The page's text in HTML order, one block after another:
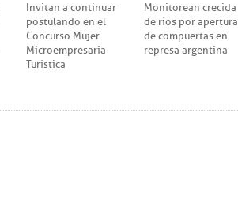
Invitan a continuar
postulando en el
Concurso Mujer
Microempresaria
Turística
Monitorean crecida
de ríos por apertura
de compuertas en
represa argentina